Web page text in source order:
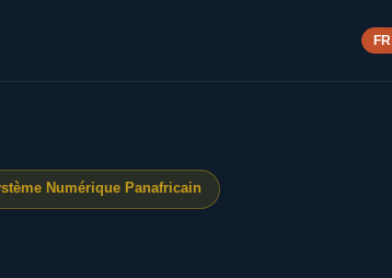
FR
Numérique Panafricain